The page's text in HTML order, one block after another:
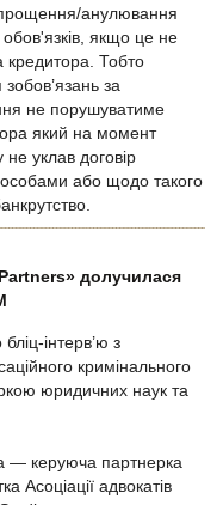
анулювання
якщо це не
кредитора. Тобто
за
не порушуватиме
який на момент
уклав договір
особами або щодо такого
долучилася
інтерв’ю з
кримінального
юридичних наук та
— керуюча партнерка
адвокатів